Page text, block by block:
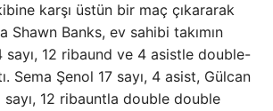
karşı üstün bir maç çıkararak
Shawn Banks, ev sahibi takımın
sayı, 12 ribaund ve 4 asistle double-
Sema Şenol 17 sayı, 4 asist, Gülcan
12 ribauntla double double